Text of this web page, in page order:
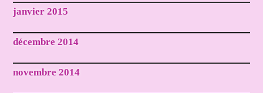
janvier 2015
décembre 2014
novembre 2014